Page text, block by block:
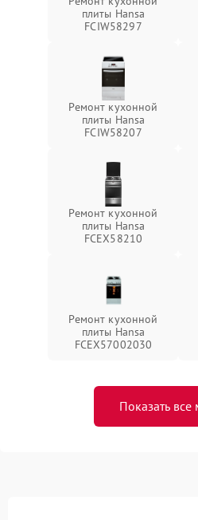
плиты Hansa
FCIW58297
Ремонт кухонной
плиты Hansa
FCIW58207
Ремонт кухонной
плиты Hansa
FCEX58210
Ремонт кухонной
плиты Hansa
FCEX57002030
Показать все